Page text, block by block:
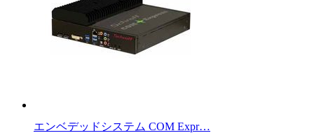
エンベデッドシステム COM Expr…